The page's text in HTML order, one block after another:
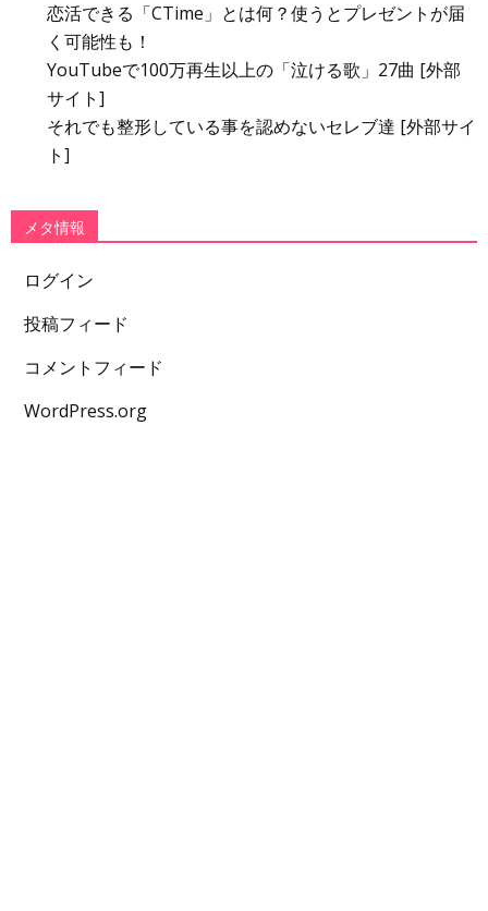
恋活できる「CTime」とは何？使うとプレゼントが届
く可能性も！
YouTubeで100万再生以上の「泣ける歌」27曲 [外部
サイト]
それでも整形している事を認めないセレブ達 [外部サイ
ト]
メタ情報
ログイン
投稿フィード
コメントフィード
WordPress.org